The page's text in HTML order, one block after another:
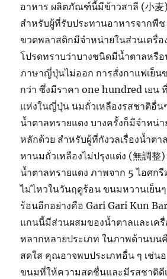
อาหาร ผลิตภัณฑ์นี้มีข้าวสาลี (小麦
สำหรับผู้ที่รับประทานอาหารจากพื
ขวดพลาสติกมีจำหน่ายในส่วนเครื่
โปรดทราบว่าบางชนิดมีน้ำตาลหรื
ภาษาญี่ปุ่นไม่ออก การสั่งกาแฟเย็น
กว่า ซึ่งมีราคา one hundred เยน
แห่งในญี่ปุ่น นมถั่วเหลืองรสชาติอื่น
น้ำตาลทรายแดง บางครั้งก็มีจำหน่
หลักด้วย สำหรับผู้ที่กังวลเรื่องน้ำตา
หานมถั่วเหลืองไม่ปรุงแต่ง (無調
น้ำตาลทรายแดง ภาพจาก 5 ไอศก
ไม่ไหวในวันฤดูร้อน ขนมหวานเย็น
ร้อนอีกอย่างคือ Gari Gari Kun
แกนนี้มีส่วนผสมของน้ำตาลและเครื่
หลากหลายประเภท ในภาพด้านบน
สดใส คุณอาจพบประเภทอื่น ๆ เช่น
ขนมที่ให้ความสดชื่นและมีรสชาติดี